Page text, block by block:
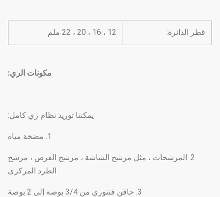
قطر الدائرة: 12 ، 16 ، 20 ، 22 ملم
ساعة ، 2.7 لتر / ساعة
مكونات الري:
يمكننا توريد نظام ري كامل:
1. مضخة مياه
2. المرشحات ، مثل مرشح الشاشة ، مرشح القرص ، مرشح
الطرد المركزي
3. حاقن فنتوري من 3/4 بوصة إلى 2 بوصة